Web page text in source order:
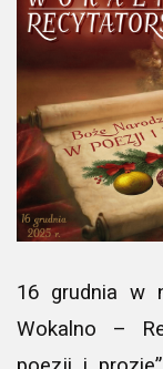
16 grudnia w
Wokalno –